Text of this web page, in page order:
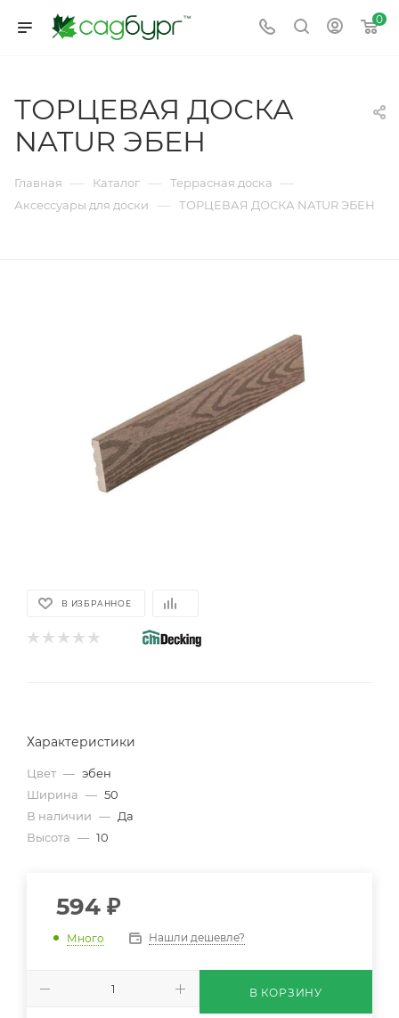
0
ТОРЦЕВАЯ ДОСКА
NATUR ЭБЕН
Главная — Каталог — Террасная доска —
Аксессуары для доски — ТОРЦЕВАЯ ДОСКА NATUR ЭБЕН
В ИЗБРАННОЕ
Характеристики
Цвет — эбен
Ширина — 50
В наличии — Да
Высота — 10
594 ₽
Много Нашли дешевле?
В КОРЗИНУ